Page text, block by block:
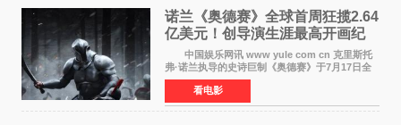
诺兰《奥德赛》全球首周狂揽2.64
亿美元！创导演生涯最高开画纪
中国娱乐网讯 www yule com cn 克里斯托
弗·诺兰执导的史诗巨制《奥德赛》于7月17日全
球上映，首周末票房表现远超预期——北美首周
三天粗报1 245亿美元（开画3919馆），全球首周
2 641亿美元
看电影